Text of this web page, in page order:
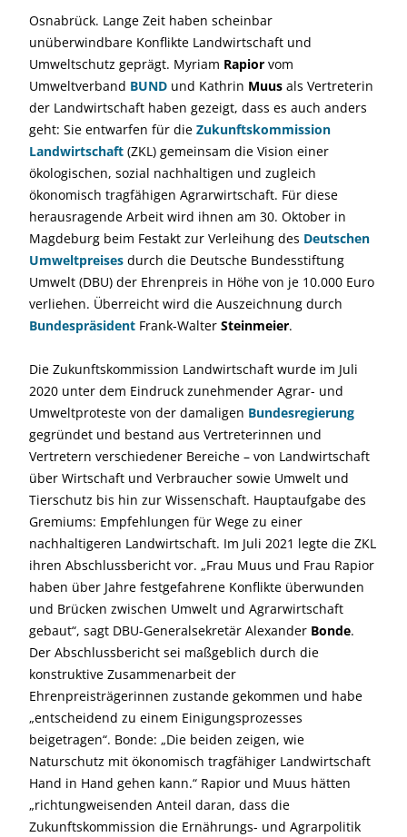
Osnabrück. Lange Zeit haben scheinbar
unüberwindbare Konflikte Landwirtschaft und
Umweltschutz geprägt. Myriam Rapior vom
Umweltverband BUND und Kathrin Muus als Vertreterin
der Landwirtschaft haben gezeigt, dass es auch anders
geht: Sie entwarfen für die Zukunftskommission
Landwirtschaft (ZKL) gemeinsam die Vision einer
ökologischen, sozial nachhaltigen und zugleich
ökonomisch tragfähigen Agrarwirtschaft. Für diese
herausragende Arbeit wird ihnen am 30. Oktober in
Magdeburg beim Festakt zur Verleihung des Deutschen
Umweltpreises durch die Deutsche Bundesstiftung
Umwelt (DBU) der Ehrenpreis in Höhe von je 10.000 Euro
verliehen. Überreicht wird die Auszeichnung durch
Bundespräsident Frank-Walter Steinmeier.
Die Zukunftskommission Landwirtschaft wurde im Juli
2020 unter dem Eindruck zunehmender Agrar- und
Umweltproteste von der damaligen Bundesregierung
gegründet und bestand aus Vertreterinnen und
Vertretern verschiedener Bereiche – von Landwirtschaft
über Wirtschaft und Verbraucher sowie Umwelt und
Tierschutz bis hin zur Wissenschaft. Hauptaufgabe des
Gremiums: Empfehlungen für Wege zu einer
nachhaltigeren Landwirtschaft. Im Juli 2021 legte die ZKL
ihren Abschlussbericht vor. „Frau Muus und Frau Rapior
haben über Jahre festgefahrene Konflikte überwunden
und Brücken zwischen Umwelt und Agrarwirtschaft
gebaut“, sagt DBU-Generalsekretär Alexander Bonde.
Der Abschlussbericht sei maßgeblich durch die
konstruktive Zusammenarbeit der
Ehrenpreisträgerinnen zustande gekommen und habe
„entscheidend zu einem Einigungsprozesses
beigetragen“. Bonde: „Die beiden zeigen, wie
Naturschutz mit ökonomisch tragfähiger Landwirtschaft
Hand in Hand gehen kann.“ Rapior und Muus hätten
„richtungweisenden Anteil daran, dass die
Zukunftskommission die Ernährungs- und Agrarpolitik